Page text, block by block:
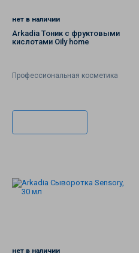
нет в наличии
Arkadia Тоник с фруктовыми
кислотами Oily home
Профессиональная косметика
нет в наличии